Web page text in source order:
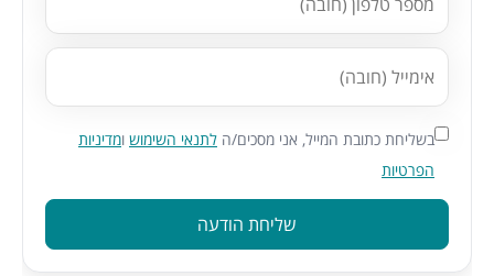
בשליחת כתובת המייל, אני מסכים/ה לתנאי השימוש ומדיניות
הפרטיות
שליחת הודעה